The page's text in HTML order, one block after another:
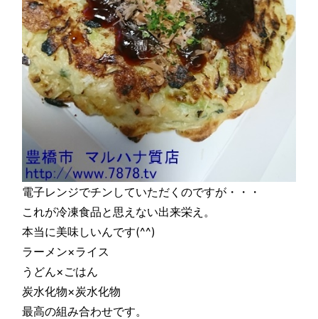
電子レンジでチンしていただくのですが・・・
これが冷凍食品と思えない出来栄え。
本当に美味しいんです(^^)
ラーメン×ライス
うどん×ごはん
炭水化物×炭水化物
最高の組み合わせです。